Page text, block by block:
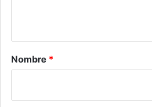
rNombre *